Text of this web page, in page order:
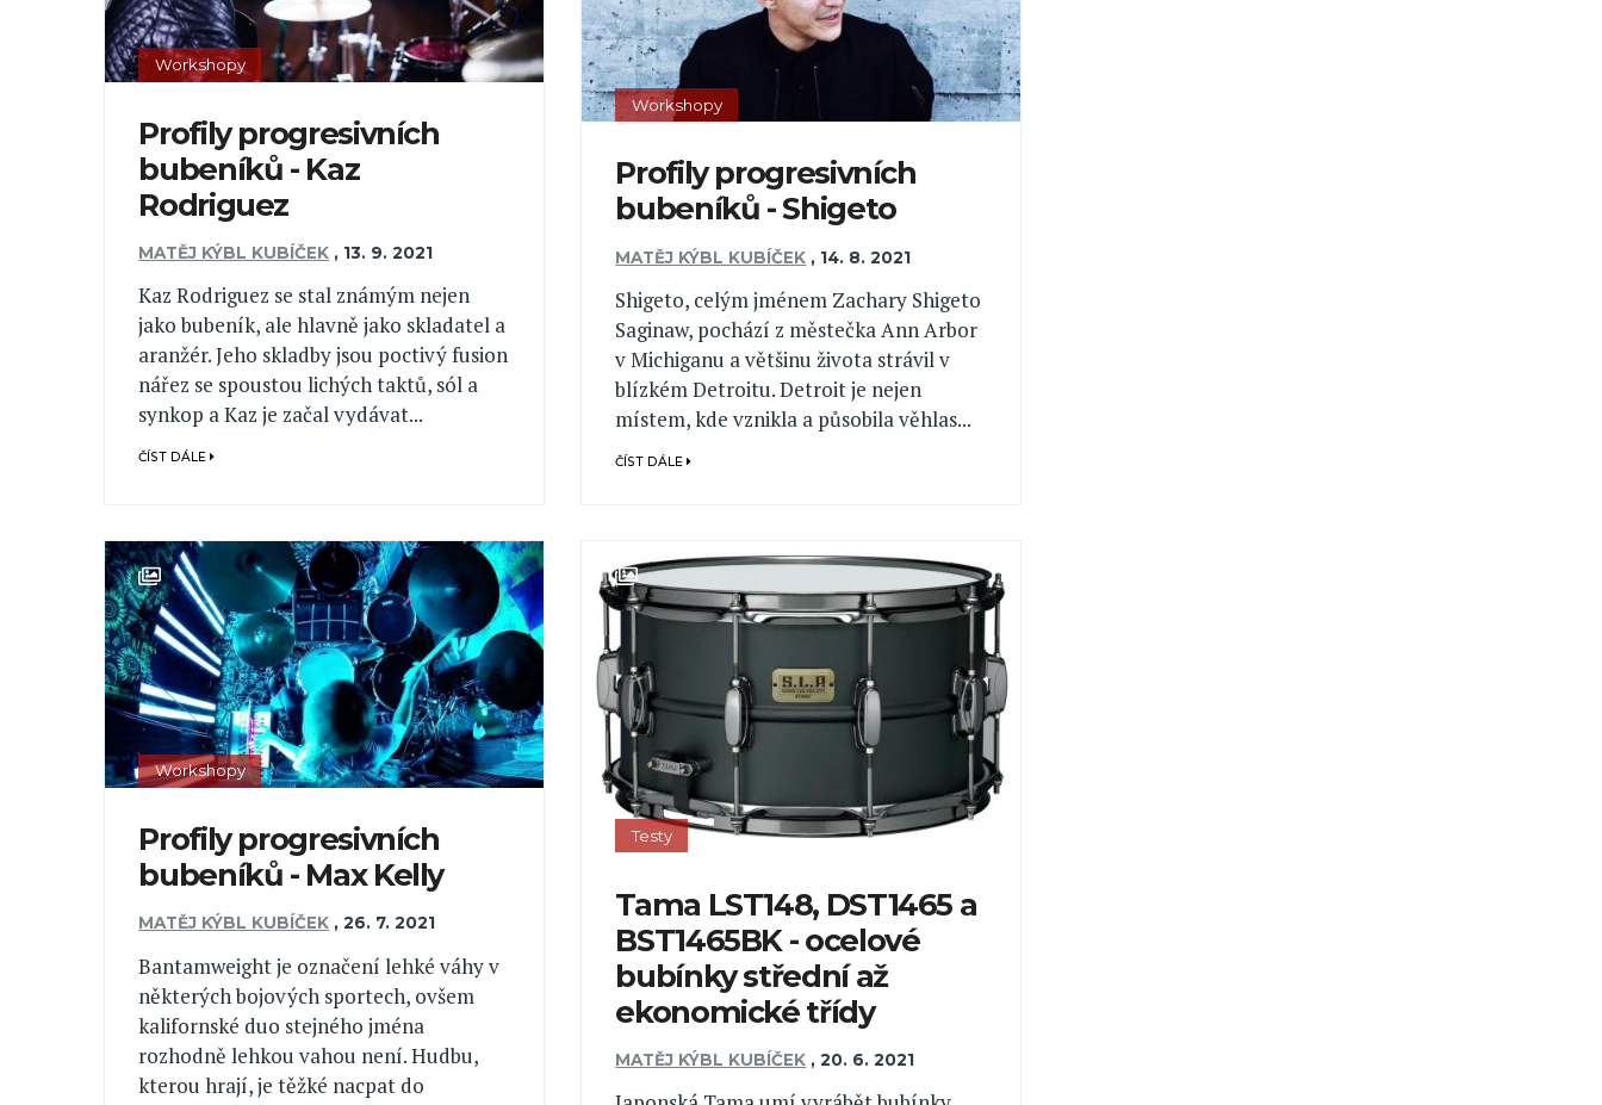
Workshopy
Profily progresivních
bubeníků - Kaz
Rodriguez
MATĚJ KÝBL KUBÍČEK , 13. 9. 2021
Kaz Rodriguez se stal známým nejen
jako bubeník, ale hlavně jako skladatel a
aranžér. Jeho skladby jsou poctivý fusion
nářez se spoustou lichých taktů, sól a
synkop a Kaz je začal vydávat...
ČÍST DÁLE
Workshopy
Profily progresivních
bubeníků - Shigeto
MATĚJ KÝBL KUBÍČEK , 14. 8. 2021
Shigeto, celým jménem Zachary Shigeto
Saginaw, pochází z městečka Ann Arbor
v Michiganu a většinu života strávil v
blízkém Detroitu. Detroit je nejen
místem, kde vznikla a působila věhlas...
ČÍST DÁLE
Workshopy
Profily progresivních
bubeníků - Max Kelly
MATĚJ KÝBL KUBÍČEK ,26. 7. 2021
Bantamweight je označení lehké váhy v
některých bojových sportech, ovšem
kalifornské duo stejného jména
rozhodně lehkou vahou není. Hudbu,
kterou hrají, je těžké nacpat do
Testy
Tama LST148, DST1465 a
BST1465BK - ocelové
bubínky střední až
ekonomické třídy
MATĚJ KÝBL KUBÍČEK ,20. 6. 2021